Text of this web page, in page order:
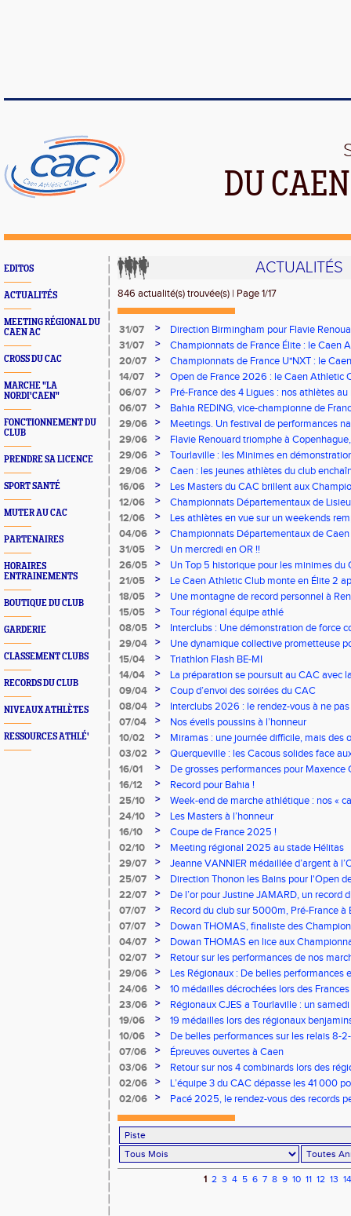
DU
EDITOS
ACTUALITÉS
MEETING RÉGIONAL DU
CAEN AC
CROSS DU CAC
MARCHE "LA
NORDI'CAEN"
FONCTIONNEMENT DU
CLUB
PRENDRE SA LICENCE
SPORT SANTÉ
MUTER AU CAC
PARTENAIRES
HORAIRES
ENTRAINEMENTS
BOUTIQUE DU CLUB
GARDERIE
CLASSEMENT CLUBS
RECORDS DU CLUB
NIVEAUX ATHLÈTES
RESSOURCES ATHLÉ'
ACTUALITÉS
846 actualité(s) trouvée(s) | Page 1/17
31/07 >
Direction Birmingham pour Flavie
31/07
>
Championnats de France Élite : le Caen
vous à Albi !
20/07 >
Championnats de France U*NXT : le
Stade Charléty !
14/07 >
Open de France 2026 : le Caen Athletic
06/07
>
Pré-France des 4 Ligues : nos athlètes
06/07
>
Bahia REDING, vice-championne de
29/06
>
Meetings. Un festival de performances
concours
29/06 >
Flavie Renouard triomphe à
brillent sur tous les fronts
29/06 >
Tourlaville : les Minimes en
29/06
>
Caen : les jeunes athlètes du club
16/06
>
Les Masters du CAC brillent aux
12/06
>
Championnats Départementaux de
remarquables pour nos jeunes athlètes
12/06 >
Les athlètes en vue sur un weekends
04/06
>
Championnats Départementaux de
rendez-vous
31/05 >
Un mercredi en OR !!
26/05
>
Un Top 5 historique pour les minimes du
Finale Nationale Equip’Athlé !
21/05 >
Le Caen Athletic Club monte en Élite 2
à domicile !
18/05 >
Une montagne de record personnel à
15/05
>
Tour régional équipe athlé
08/05
>
Interclubs : Une démonstration de force
Athletic Club
29/04 >
Une dynamique collective prometteuse
15/04
>
Triathlon Flash BE-MI
14/04
>
La préparation se poursuit au CAC avec
09/04
>
Coup d’envoi des soirées du CAC
08/04
>
Interclubs 2026 : le rendez-vous à ne
07/04
>
Nos éveils poussins à l’honneur
10/02
>
Miramas : une journée difficile, mais des
de mire
03/02 >
Querqueville : les Cacous solides face
16/01
>
De grosses performances pour Maxence
GIGNOUX
16/12 >
Record pour Bahia !
25/10
>
Week-end de marche athlétique : nos «
24/10
>
Les Masters à l’honneur
16/10
>
Coupe de France 2025 !
02/10
>
Meeting régional 2025 au stade Hélitas
29/07
>
Jeanne VANNIER médaillée d’argent à
25/07
>
Direction Thonon les Bains pour l'Open
22/07
>
De l’or pour Justine JAMARD, un record
GUILLARD : les résultats des France
07/07 >
Record du club sur 5000m, Pré-France à
Albi : les résultats du week-end.
07/07 >
Dowan THOMAS, finaliste des
Combinées
04/07 >
Dowan THOMAS en lice aux
Combinées
02/07 >
Retour sur les performances de nos
29/06
>
Les Régionaux : De belles performances
24/06
>
10 médailles décrochées lors des
23/06
>
Régionaux CJES a Tourlaville : un
19/06
>
19 médailles lors des régionaux
10/06
>
De belles performances sur les relais 8-
07/06
>
Épreuves ouvertes à Caen
03/06
>
Retour sur nos 4 combinards lors des
02/06
>
L’équipe 3 du CAC dépasse les 41 000
02/06
> Pacé 2025, le rendez-vous des records
1 2 3 4 5 6 7 8 9 10 11 12 13